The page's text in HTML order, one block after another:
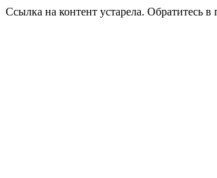
Ссылка на контент устарела. Обратитесь в